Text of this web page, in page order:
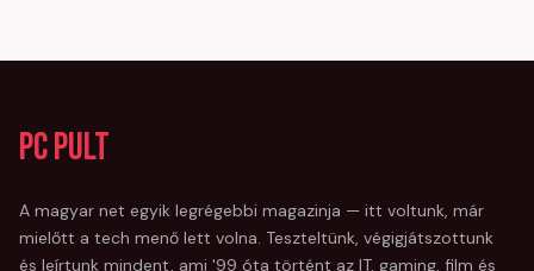
PC Pult
A magyar net egyik legrégebbi magazinja — itt voltunk, már
mielőtt a tech menő lett volna. Teszteltünk, végigjátszottunk
és leírtunk mindent, ami '99 óta történt az IT, gaming, film és